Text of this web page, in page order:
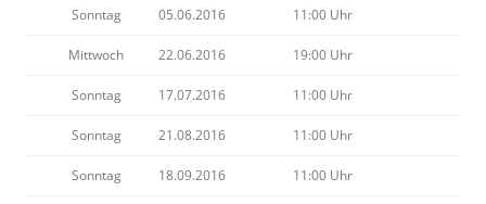
Sonntag 05.06.2016 11:00 Uhr
Mittwoch 22.06.2016 19:00 Uhr
Sonntag 17.07.2016 11:00 Uhr
Sonntag 21.08.2016 11:00 Uhr
Sonntag 18.09.2016 11:00 Uhr